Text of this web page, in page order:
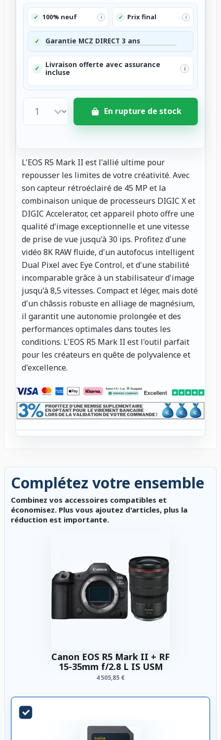
✓ 100% neuf i ✓ Prix final i
✓ Garantie MCZ DIRECT 3 ans
✓
Livraison offerte avec assurance
incluse
i
En rupture de stock
L'EOS R5 Mark II est l'allié ultime pour
repousser les limites de votre créativité. Avec
son capteur rétroéclairé de 45 MP et la
combinaison unique de processeurs DIGIC X et
DIGIC Accelerator, cet appareil photo offre une
qualité d'image exceptionnelle et une vitesse
de prise de vue jusqu'à 30 ips. Profitez d'une
vidéo 8K RAW fluide, d'un autofocus intelligent
Dual Pixel avec Eye Control, et d'une stabilité
incomparable grâce à un stabilisateur d'image
jusqu'à 8,5 vitesses. Compact et léger, mais doté
d'un châssis robuste en alliage de magnésium,
il garantit une autonomie prolongée et des
performances optimales dans toutes les
conditions. L'EOS R5 Mark II est l'outil parfait
pour les créateurs en quête de polyvalence et
d'excellence.
Complétez votre ensemble
Combinez vos accessoires compatibles et
économisez. Plus vous ajoutez d'articles, plus la
réduction est importante.
Canon EOS R5 Mark II + RF
15-35mm f/2.8 L IS USM
4 505,85 €